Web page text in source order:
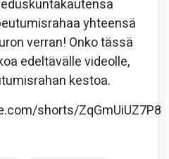
yhteensä
verran! Onko tässä
edeltävälle videolle,
kestoa.
shorts/ZqGmUiUZ7P8